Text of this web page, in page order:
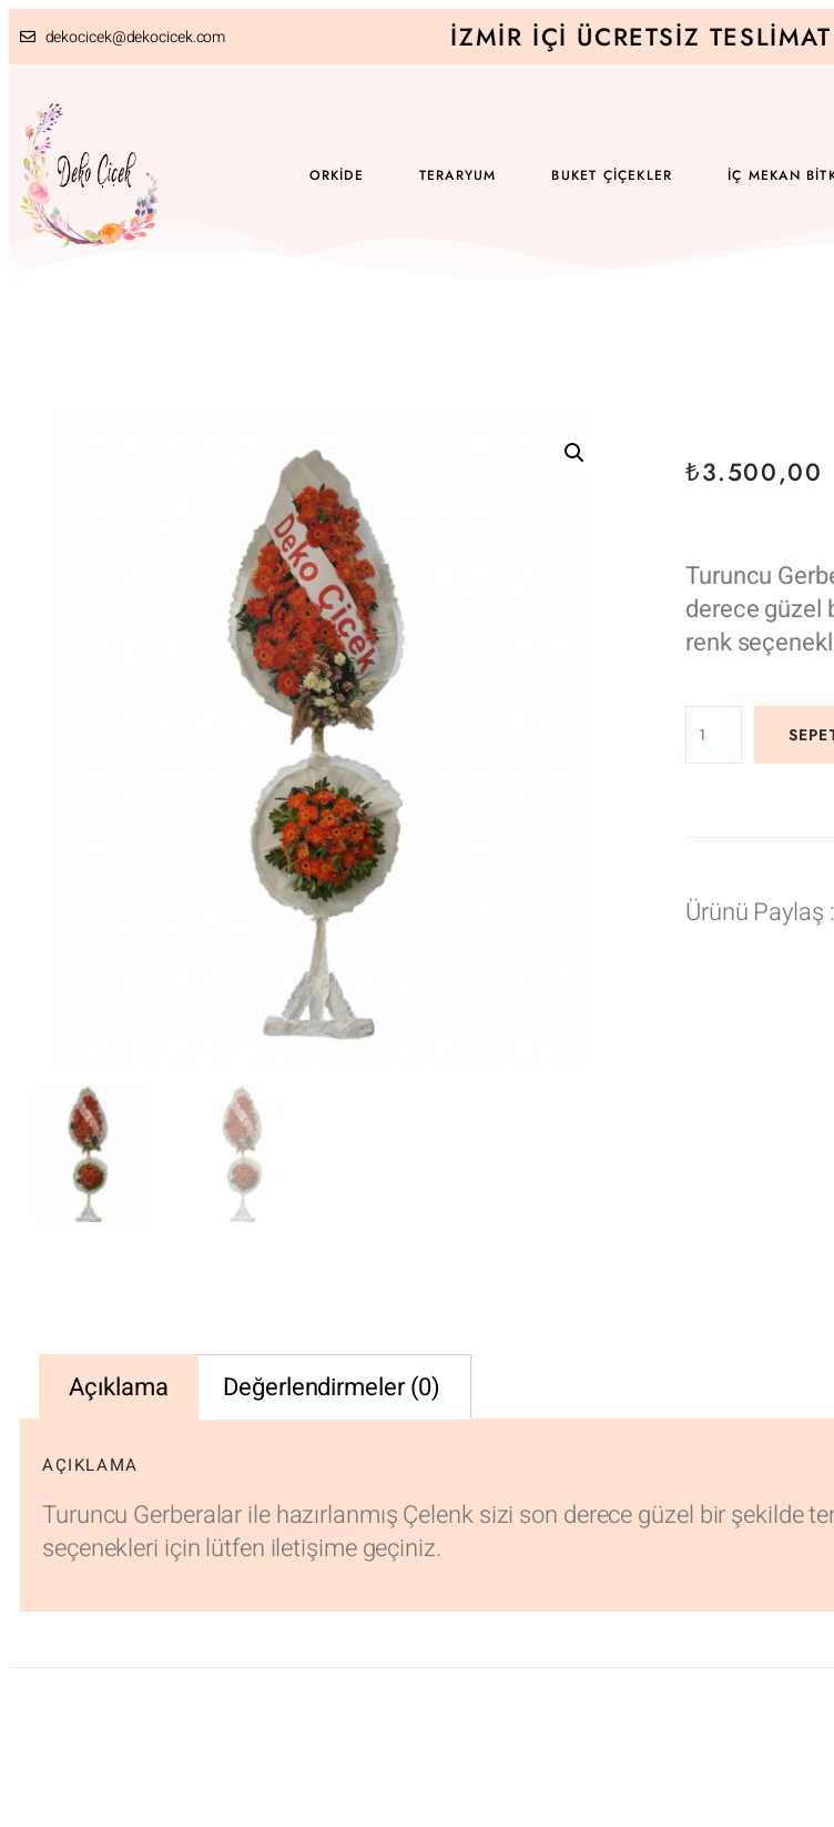
dekocicek@dekocicek.com İZMIR İÇI ÜCRETSIZ TESLIMAT
ORKIDE TERARYUM BUKET ÇIÇEKLER İÇ MEKAN
₺3.500,00
Turuncu
derece güzel
renk
Ürünü Paylaş :
Açıklama Değerlendirmeler (0)
AÇIKLAMA
Turuncu Gerberalar ile hazırlanmış Çelenk sizi son derece güzel bir şekilde
seçenekleri için lütfen iletişime geçiniz.